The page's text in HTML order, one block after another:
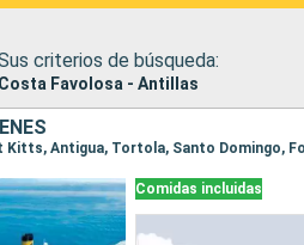
criterios de búsqueda:
Costa Favolosa - Antillas
Kitts, Antigua, Tortola, Santo Domingo,
Comidas incluidas